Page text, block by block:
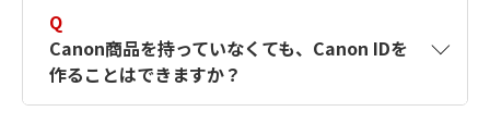
Q
Canon商品を持っていなくても、Canon IDを
作ることはできますか？